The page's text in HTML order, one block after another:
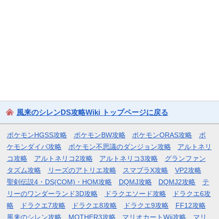
風来のシレンDS攻略Wiki トップページに戻る
ポケモンHGSS攻略 ポケモンBW攻略 ポケモンORAS攻略
ポ
ケモンダイパ攻略
ポケモン不思議のダンジョン攻略
アルトネリ
コ攻略
アルトネリコ2攻略 アルトネリコ3攻略
グランファン
タズム攻略
リーズのアトリエ攻略 スマブラX攻略
VP2攻略
聖剣伝説4・DS(COM)・HOM攻略
DQMJ攻略 DQMJ2攻略
テ
リーのワンダーランド3D攻略
ドラクエソード攻略
ドラクエ6攻
略
ドラクエ7攻略 ドラクエ8攻略 ドラクエ9攻略
FF12攻略
風来のシレン攻略
MOTHER3攻略 マリオカートWii攻略 マリ